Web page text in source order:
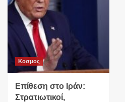
Κοσμος
Επίθεση στο Ιράν:
Στρατιωτικοί,